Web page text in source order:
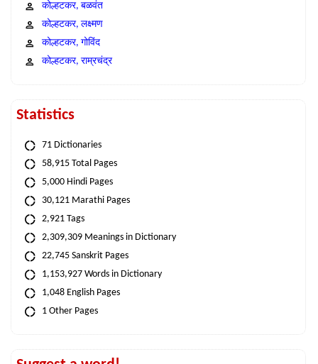
कोल्हटकर, बळवंत
कोल्हटकर, लक्ष्मण
कोल्हटकर, गोविंद
कोल्हटकर, राम्रचंद्र
Statistics
71 Dictionaries
58,915 Total Pages
5,000 Hindi Pages
30,121 Marathi Pages
2,921 Tags
2,309,309 Meanings in Dictionary
22,745 Sanskrit Pages
1,153,927 Words in Dictionary
1,048 English Pages
1 Other Pages